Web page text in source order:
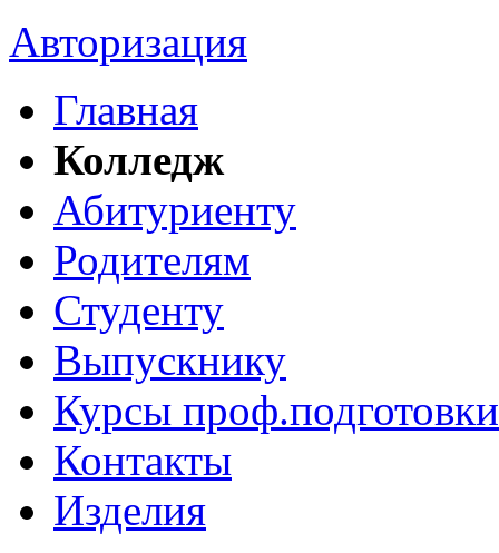
Авторизация
Главная
Колледж
Абитуриенту
Родителям
Студенту
Выпускнику
Курсы проф.подготовки
Контакты
Изделия